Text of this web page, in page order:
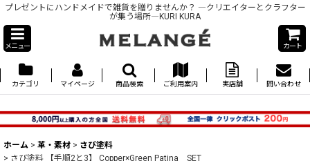
プレゼントにハンドメイドで雑貨を贈りませんか？ ―クリエイターとクラフター
が集う場所―KURI KURA
メニュー カート
カテゴリ マイページ 商品検索 ご利用案内 実店舗 問い合わせ
ホーム > 革・素材 > さび塗料
> さび塗料 【手順2と3】 Copper×Green Patina SET